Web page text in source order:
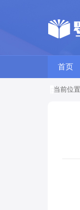
首页
当前位置